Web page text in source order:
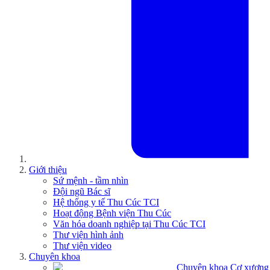
Giới thiệu
Sứ mệnh - tầm nhìn
Đội ngũ Bác sĩ
Hệ thống y tế Thu Cúc TCI
Hoạt động Bệnh viện Thu Cúc
Văn hóa doanh nghiệp tại Thu Cúc TCI
Thư viện hình ảnh
Thư viện video
Chuyên khoa
Chuyên khoa Cơ